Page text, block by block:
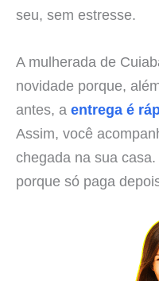
seu, sem estresse.
A mulherada de
novidade porque,
antes, a entrega é
Assim, você
chegada na sua
porque só paga